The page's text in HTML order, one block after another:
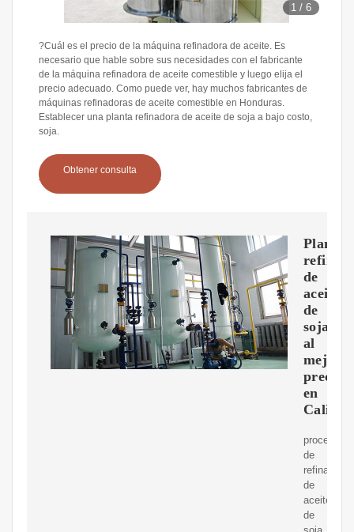
1 /6
?Cuál es el precio de la máquina refinadora de aceite. Es
necesario que hable sobre sus necesidades con el fabricante
de la máquina refinadora de aceite comestible y luego elija el
precio adecuado. Como puede ver, hay muchos fabricantes de
máquinas refinadoras de aceite comestible en Honduras.
Establecer una planta refinadora de aceite de soja a bajo costo,
soja.
Obtener consulta
Planta
de
aceite
de
soja
al
mejor
precio
en
Cali
proceso
de
refinación
de
aceite
de